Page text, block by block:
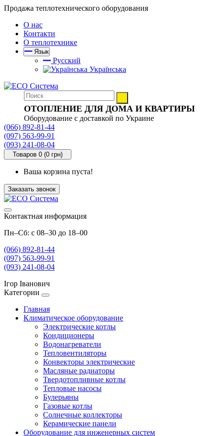
Продажа теплотехнического оборудования
О нас
Контакти
О теплотехнике
Язык
Русский
Українська
ОТОПЛЕНИЕ ДЛЯ ДОМА И КВАРТИРЫ
Оборудование с доставкой по Украине
(066) 892-81-44
(097) 563-99-91
(093) 241-08-04
Товаров 0 (0 грн)
Ваша корзина пуста!
Заказать звонок
Контактная информация
Пн–Сб: с 08–30 до 18–00
(066) 892-81-44
(097) 563-99-91
(093) 241-08-04
Ігор Іванович
Категории
Главная
Климатическое оборудование
Электрические котлы
Кондиционеры
Водонагреватели
Тепловентиляторы
Конвекторы электрические
Масляные радиаторы
Твердотопливные котлы
Тепловые насосы
Булерьяны
Газовые котлы
Солнечные коллекторы
Керамические панели
Оборудование для инженерных систем